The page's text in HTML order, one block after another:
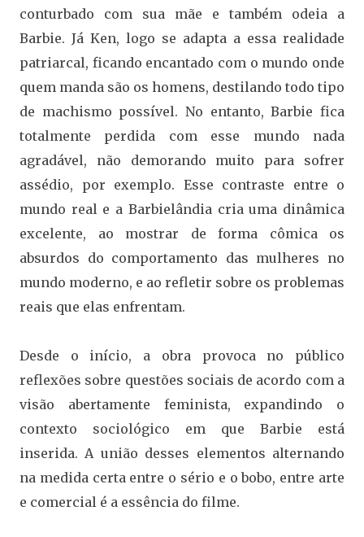
conturbado com sua mãe e também odeia a
Barbie. Já Ken, logo se adapta a essa realidade
patriarcal, ficando encantado com o mundo onde
quem manda são os homens, destilando todo tipo
de machismo possível. No entanto, Barbie fica
totalmente perdida com esse mundo nada
agradável, não demorando muito para sofrer
assédio, por exemplo. Esse contraste entre o
mundo real e a Barbielândia cria uma dinâmica
excelente, ao mostrar de forma cômica os
absurdos do comportamento das mulheres no
mundo moderno, e ao refletir sobre os problemas
reais que elas enfrentam.
Desde o início, a obra provoca no público
reflexões sobre questões sociais de acordo com a
visão abertamente feminista, expandindo o
contexto sociológico em que Barbie está
inserida. A união desses elementos alternando
na medida certa entre o sério e o bobo, entre arte
e comercial é a essência do filme.